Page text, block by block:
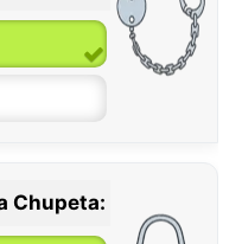
Chupeta: